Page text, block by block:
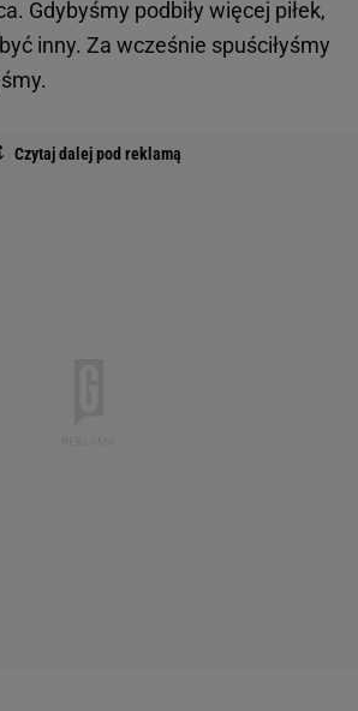
Gdybyśmy podbiły więcej piłek,
inny. Za wcześnie spuściłyśmy